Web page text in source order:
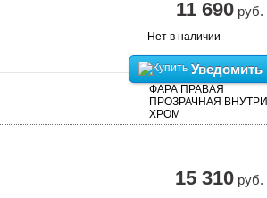
11 690 руб.
Нет в наличии
Уведомить
15 310 руб.
ФАРА ПРАВАЯ
ПРОЗРАЧНАЯ ВНУТРИ
ХРОМ